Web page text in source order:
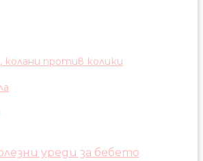
колани против колики
уреди за бебето